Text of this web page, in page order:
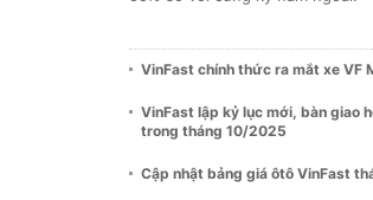
VinFast chính thức ra mắt xe VF
VinFast lập kỷ lục mới, bàn giao
trong tháng 10/2025
Cập nhật bảng giá ôtô VinFast